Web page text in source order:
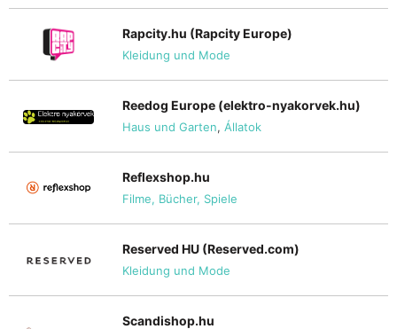
Rapcity.hu (Rapcity Europe)
Kleidung und Mode
Reedog Europe (elektro-nyakorvek.hu)
Haus und Garten, Állatok
Reflexshop.hu
Filme, Bücher, Spiele
Reserved HU (Reserved.com)
Kleidung und Mode
Scandishop.hu